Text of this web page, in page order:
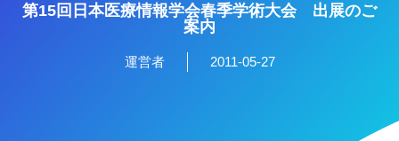
第15回日本医療情報学会春季学術大会 出展のご
案内
運営者 2011-05-27